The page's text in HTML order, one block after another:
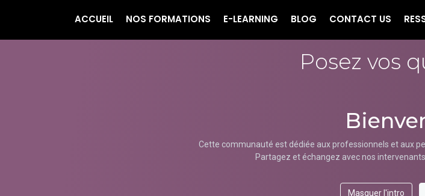
ACCUEIL NOS FORMATIONS E-LEARNING BLOG CONTACT US
Posez vos
Cette communauté est dédiée aux professionnels et aux
Partagez et échangez avec nos
Masquer l'intro